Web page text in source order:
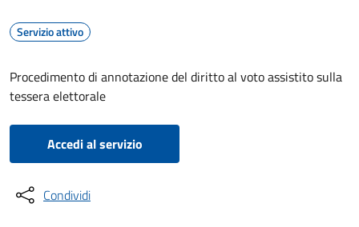
Servizio attivo
Procedimento di annotazione del diritto al voto assistito sulla
tessera elettorale
Accedi al servizio
Condividi